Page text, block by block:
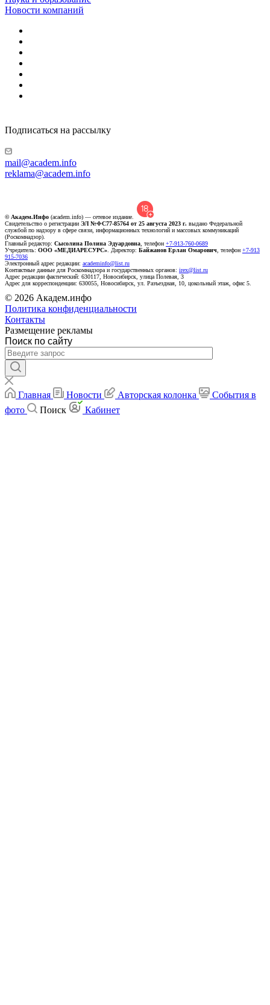
Новости компаний
Подписаться на рассылку
mail@academ.info
reklama@academ.info
© Академ.Инфо (academ.info) — сетевое издание.
Свидетельство о регистрации ЭЛ №ФС77-85764 от 25 августа 2023 г. выдано Федеральной
службой по надзору в сфере связи, информационных технологий и массовых коммуникаций
(Роскомнадзор).
Главный редактор: Сысолина Полина Эдуардовна , телефон +7-913-760-0689
Учредитель: ООО «МЕДИАРЕСУРС» . Директор: Байжанов Ерлан Омарович , телефон +7-913
915-7036
Электронный адрес редакции: academinfo@list.ru
Контактные данные для Роскомнадзора и государственных органов: irex@list.ru
Адрес редакции фактический: 630117, Новосибирск, улица Полевая, 3
Адрес для корреспонденции: 630055, Новосибирск, ул. Разъездная, 10, цокольный этаж, офис 5.
© 2026 Академ.инфо
Политика конфиденциальности
Контакты
Размещение рекламы
Поиск по сайту
Главная Новости Авторская колонка
События в
фото
Поиск Кабинет